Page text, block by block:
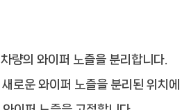
차량의 와이퍼 노즐을 분리합니다.
새로운 와이퍼 노즐을 분리된 위치에